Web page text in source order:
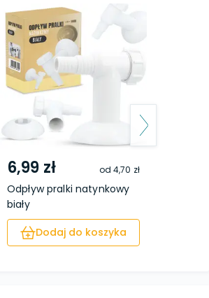
6,99 zł od4,70 zł
Odpływ pralki natynkowy
biały
Dodaj do koszyka